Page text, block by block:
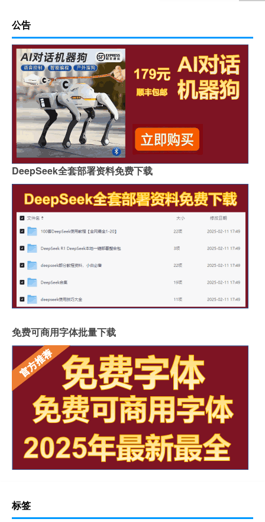
公告
DeepSeek全套部署资料免费下载
免费可商用字体批量下载
标签